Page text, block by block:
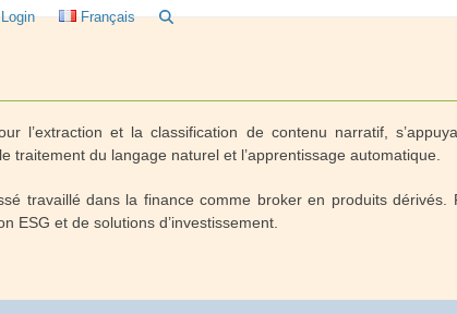
Login Français
l’extraction et la classification de contenu narratif,
traitement du langage naturel et l’apprentissage automatique.
travaillé dans la finance comme broker en produits dérivés.
ESG et de solutions d’investissement.